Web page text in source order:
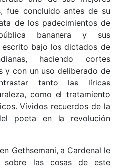
fue concluido antes de su
de los padecimientos de
bananera y sus
escrito bajo los dictados de
haciendo cortes
y con un uso deliberado de
tanto las líricas
como el tratamiento
Vívidos recuerdos de la
poeta en la revolución
Gethsemani, a Cardenal le
sobre las cosas de este